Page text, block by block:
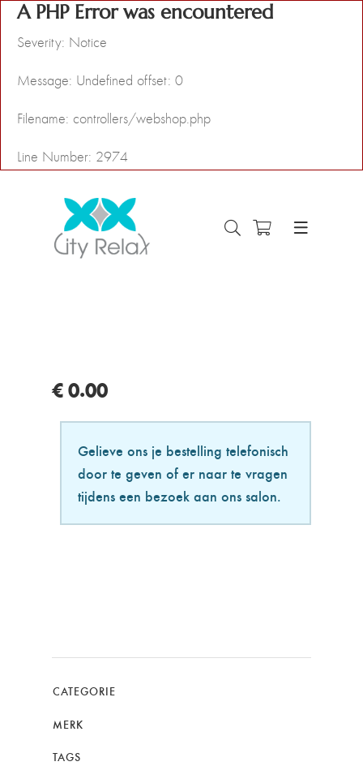
A PHP Error was encountered
Severity: Notice
Message: Undefined offset: 0
Filename: controllers/webshop.php
Line Number: 2974
€ 0.00
Gelieve ons je bestelling telefonisch
door te geven of er naar te vragen
tijdens een bezoek aan ons salon.
CATEGORIE
MERK
TAGS